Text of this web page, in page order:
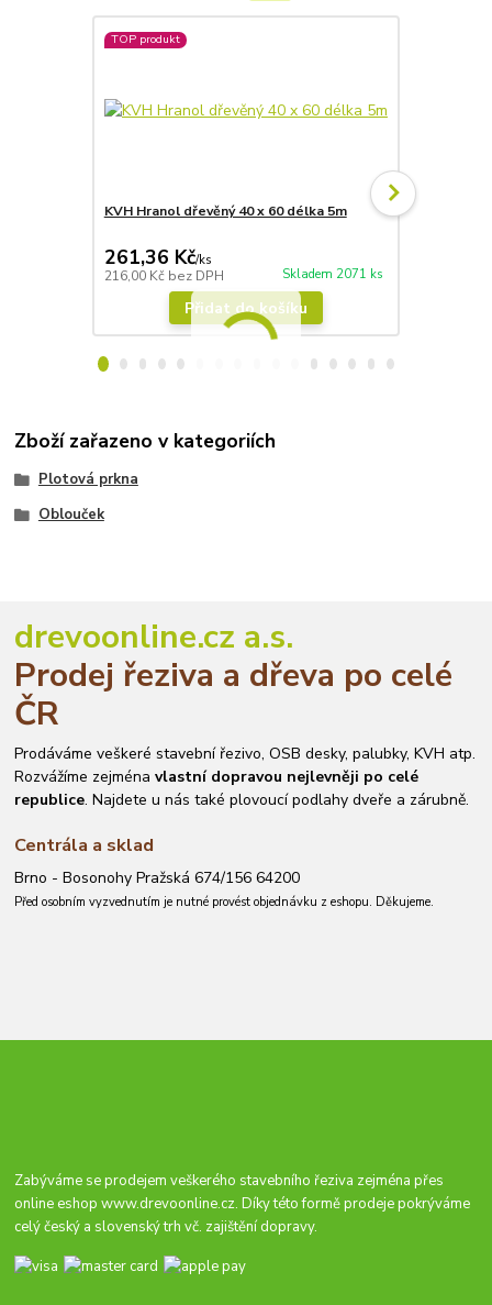
TOP produkt
KVH Hranol dřevěný 40 x 60 délka 5m
261,36 Kč/ks
216,00 Kč bez DPH Skladem 2071 ks
Přidat do košíku
Lazura
Zboží zařazeno v kategoriích
Plotová prkna
Oblouček
drevoonline.cz a.s.
Prodej řeziva a dřeva po celé
ČR
Prodáváme veškeré stavební řezivo, OSB desky, palubky, KVH atp.
Rozvážíme zejménavlastní dopravou nejlevněji po celé
republice. Najdete u nás také plovoucí podlahy dveře a zárubně.
Centrála a sklad
Brno - Bosonohy Pražská 674/156 64200
Před osobním vyzvednutím je nutné provést objednávku z eshopu. Děkujeme.
Zabýváme se prodejem veškerého stavebního řeziva zejména přes
online eshopwww.drevoonline.cz. Díky této formě prodeje pokrýváme
celý český a slovenský trh vč. zajištění dopravy.